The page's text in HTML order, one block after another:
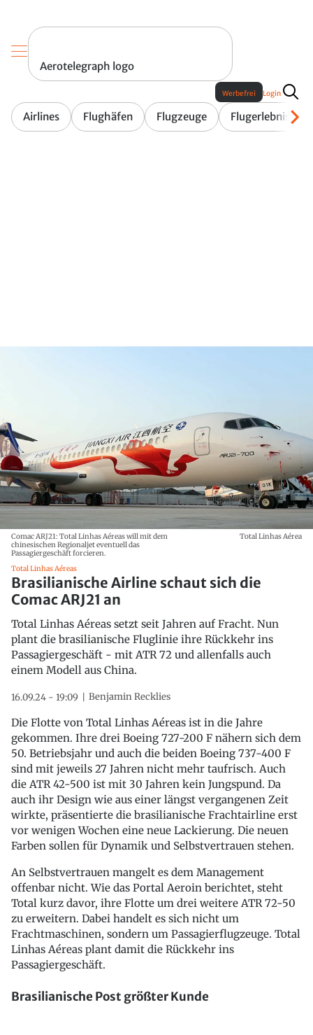
Aerotelegraph logo
Airlines Flughäfen Flugzeuge Flugerlebnis
Werbefrei Login
Comac ARJ21: Total Linhas Aéreas will mit dem
chinesischen Regionaljet eventuell das
Passagiergeschäft forcieren.
Total Linhas Aérea
Total Linhas Aéreas
Brasilianische Airline schaut sich die
Comac ARJ21 an
Total Linhas Aéreas setzt seit Jahren auf Fracht. Nun
plant die brasilianische Fluglinie ihre Rückkehr ins
Passagiergeschäft - mit ATR 72 und allenfalls auch
einem Modell aus China.
16.09.24 - 19:09 Benjamin Recklies
Die Flotte von Total Linhas Aéreas ist in die Jahre
gekommen. Ihre drei Boeing 727-200 F nähern sich dem
50. Betriebsjahr und auch die beiden Boeing 737-400 F
sind mit jeweils 27 Jahren nicht mehr taufrisch. Auch
die ATR 42-500 ist mit 30 Jahren kein Jungspund. Da
auch ihr Design wie aus einer längst vergangenen Zeit
wirkte, präsentierte die brasilianische Frachtairline erst
vor wenigen Wochen eine neue Lackierung. Die neuen
Farben sollen für Dynamik und Selbstvertrauen stehen.
An Selbstvertrauen mangelt es dem Management
offenbar nicht. Wie das Portal Aeroin berichtet, steht
Total kurz davor, ihre Flotte um drei weitere ATR 72-50
zu erweitern. Dabei handelt es sich nicht um
Frachtmaschinen, sondern um Passagierflugzeuge. Total
Linhas Aéreas plant damit die Rückkehr ins
Passagiergeschäft.
Brasilianische Post größter Kunde